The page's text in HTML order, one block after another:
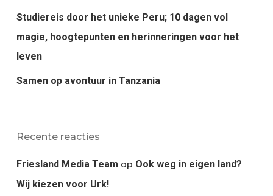
Studiereis door het unieke Peru; 10 dagen vol
magie, hoogtepunten en herinneringen voor het
leven
Samen op avontuur in Tanzania
Recente reacties
Friesland Media Team op Ook weg in eigen land?
Wij kiezen voor Urk!